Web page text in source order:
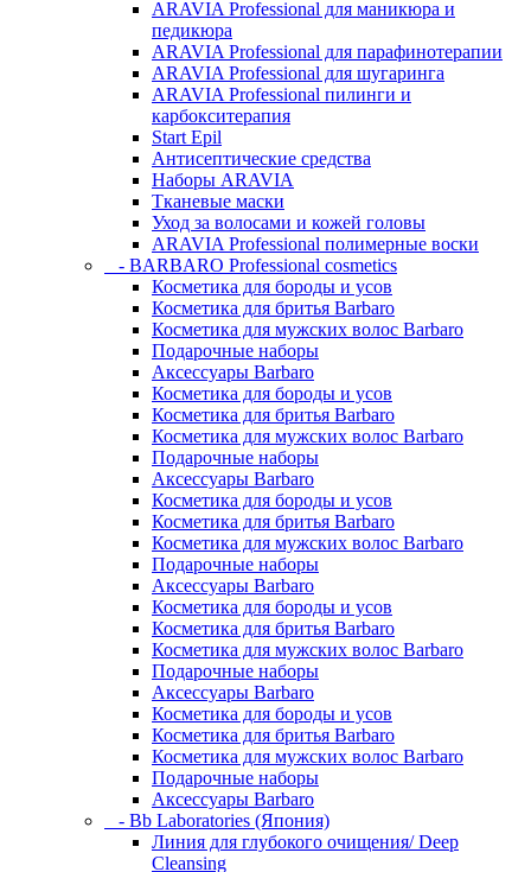
ARAVIA Professional для маникюра и
педикюра
ARAVIA Professional для парафинотерапии
ARAVIA Professional для шугаринга
ARAVIA Professional пилинги и
карбокситерапия
Start Epil
Антисептические средства
Наборы ARAVIA
Тканевые маски
Уход за волосами и кожей головы
ARAVIA Professional полимерные воски
- BARBARO Professional cosmetics
Косметика для бороды и усов
Косметика для бритья Barbaro
Косметика для мужских волос Barbaro
Подарочные наборы
Аксессуары Barbaro
Косметика для бороды и усов
Косметика для бритья Barbaro
Косметика для мужских волос Barbaro
Подарочные наборы
Аксессуары Barbaro
Косметика для бороды и усов
Косметика для бритья Barbaro
Косметика для мужских волос Barbaro
Подарочные наборы
Аксессуары Barbaro
Косметика для бороды и усов
Косметика для бритья Barbaro
Косметика для мужских волос Barbaro
Подарочные наборы
Аксессуары Barbaro
Косметика для бороды и усов
Косметика для бритья Barbaro
Косметика для мужских волос Barbaro
Подарочные наборы
Аксессуары Barbaro
- Bb Laboratories (Япония)
Линия для глубокого очищения/ Deep
Cleansing